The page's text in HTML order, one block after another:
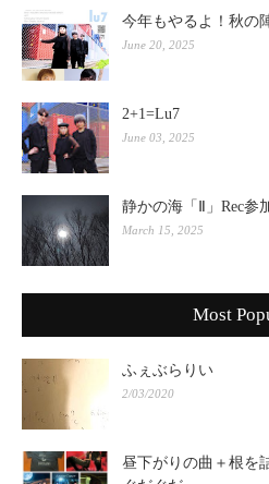
今年もやるよ！秋の
June 20, 2025
2+1=Lu7
June 03, 2025
静かの海「Ⅱ」Rec参
March 15, 2025
Most
ふぇぶらりい
2/03/2020
昼下がりの曲＋根を